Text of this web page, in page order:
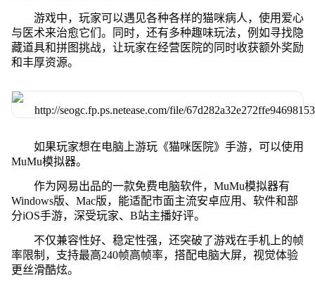
游戏中，玩家可以遇见各种各样的猫咪病人，使用爱心
与医术来治愈它们。同时，还有多种趣味玩法，例如寻找隐
藏道具和拼图挑战，让玩家在经营医院的同时收获额外奖励
和丰厚资源。
如果玩家想在电脑上游玩《猫咪医院》手游，可以使用
MuMu模拟器。
作为网易出品的一款免费电脑软件，MuMu模拟器有
Windows版、Mac版，能适配市面主流安卓应用、软件和部
分iOS手游，深受玩家、B站主播好评。
不仅兼容性好、稳定性强，还突破了游戏在手机上的帧
率限制，支持最高240帧高帧率，搭配电脑大屏，视觉体验
更丝滑酷炫。